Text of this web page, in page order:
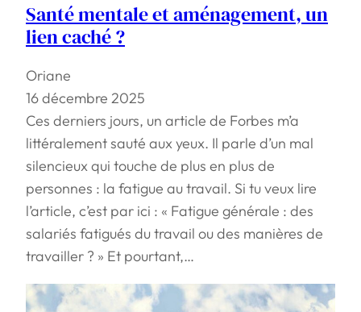
Santé mentale et aménagement, un
lien caché ?
Oriane
16 décembre 2025
Ces derniers jours, un article de Forbes m’a
littéralement sauté aux yeux. Il parle d’un mal
silencieux qui touche de plus en plus de
personnes : la fatigue au travail. Si tu veux lire
l’article, c’est par ici : « Fatigue générale : des
salariés fatigués du travail ou des manières de
travailler ? » Et pourtant,…